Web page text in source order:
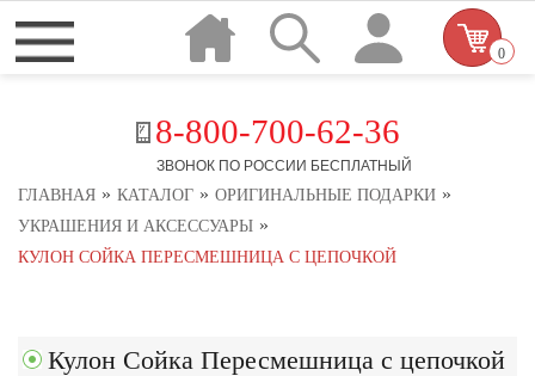
8-800-700-62-36
ЗВОНОК ПО РОССИИ БЕСПЛАТНЫЙ
0
ГЛАВНАЯ » КАТАЛОГ » ОРИГИНАЛЬНЫЕ ПОДАРКИ »
УКРАШЕНИЯ И АКСЕССУАРЫ »
КУЛОН СОЙКА ПЕРЕСМЕШНИЦА С ЦЕПОЧКОЙ
Кулон Сойка Пересмешница с цепочкой